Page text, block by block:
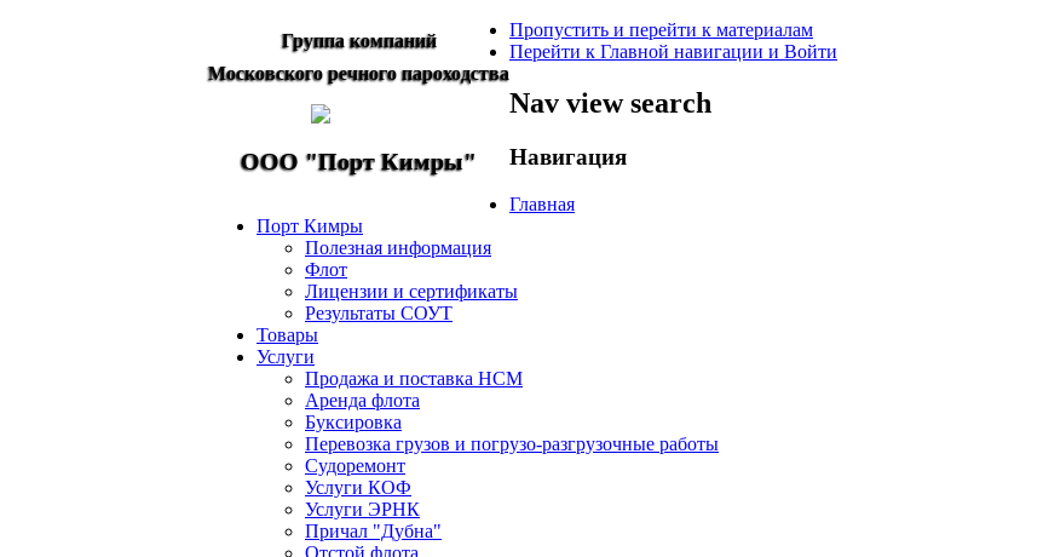
Группа компаний
Московского речного пароходства
ООО "Порт Кимры"
Пропустить и перейти к материалам
Перейти к Главной навигации и Войти
Nav view search
Навигация
Главная
Порт Кимры
Полезная информация
Флот
Лицензии и сертификаты
Результаты СОУТ
Товары
Услуги
Продажа и поставка НСМ
Аренда флота
Буксировка
Перевозка грузов и погрузо-разгрузочные работы
Судоремонт
Услуги КОФ
Услуги ЭРНК
Причал "Дубна"
Отстой флота